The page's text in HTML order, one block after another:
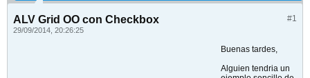
#1
ALV Grid OO con Checkbox
29/09/2014, 20:26:25
Buenas tardes,
Alguien tendria un